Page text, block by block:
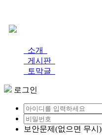
소개
게시판
토막글
로그인
보안문제(없으면 무시)